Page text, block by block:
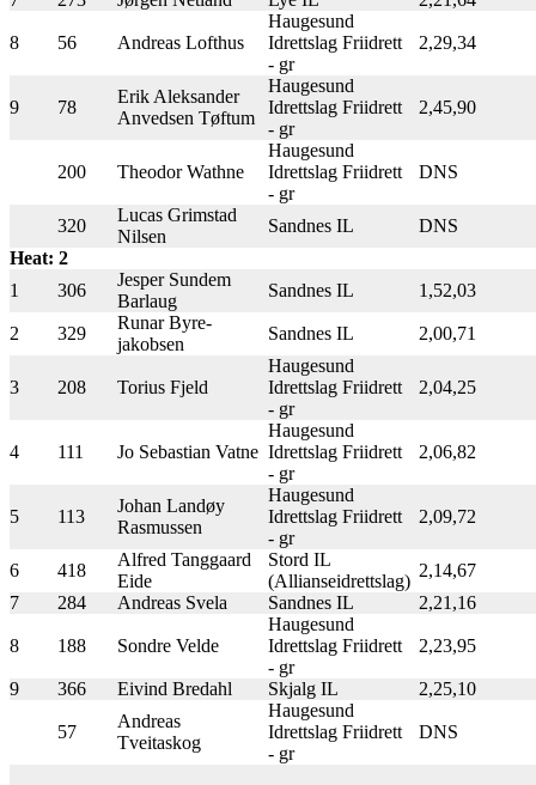
8 56 Andreas Lofthus
Haugesund
Idrettslag Friidrett
- gr
2,29,34
9 78
Erik Aleksander
Anvedsen Tøftum
Haugesund
Idrettslag Friidrett
- gr
2,45,90
200 Theodor Wathne
Haugesund
Idrettslag Friidrett
- gr
DNS
320
Lucas Grimstad
Nilsen
Sandnes IL
DNS
Heat: 2
1
306
Jesper Sundem
Barlaug
Sandnes IL 1,52,03
2 329
Runar Byre-
jakobsen
Sandnes IL 2,00,71
3 208 Torius Fjeld
Haugesund
Idrettslag Friidrett
- gr
2,04,25
4 111 Jo Sebastian Vatne
Haugesund
Idrettslag Friidrett
- gr
2,06,82
5 113
Johan Landøy
Rasmussen
Haugesund
Idrettslag Friidrett
- gr
2,09,72
6 418
Alfred Tanggaard
Eide
Stord IL
(Allianseidrettslag)
2,14,67
7
284 Andreas Svela Sandnes IL 2,21,16
8 188 Sondre Velde
Haugesund
Idrettslag Friidrett
- gr
2,23,95
9 366 Eivind Bredahl Skjalg IL 2,25,10
57
Andreas
Tveitaskog
Haugesund
Idrettslag Friidrett
- gr
DNS